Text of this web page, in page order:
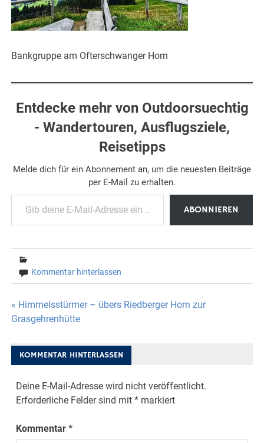
Bankgruppe am Ofterschwanger Horn
Entdecke mehr von Outdoorsuechtig
- Wandertouren, Ausflugsziele,
Reisetipps
Melde dich für ein Abonnement an, um die neuesten Beiträge
per E-Mail zu erhalten.
Gib deine E-Mail-Adresse ein ...
ABONNIEREN
Kommentar hinterlassen
Beitragsnavigation
« Himmelsstürmer – übers Riedberger Horn zur
Grasgehrenhütte
KOMMENTAR HINTERLASSEN
Deine E-Mail-Adresse wird nicht veröffentlicht.
Erforderliche Felder sind mit* markiert
Kommentar*